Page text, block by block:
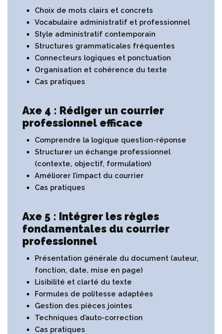
Choix de mots clairs et concrets
Vocabulaire administratif et professionnel
Style administratif contemporain
Structures grammaticales fréquentes
Connecteurs logiques et ponctuation
Organisation et cohérence du texte
Cas pratiques
Axe 4 : Rédiger un courrier
professionnel efficace
Comprendre la logique question-réponse
Structurer un échange professionnel
(contexte, objectif, formulation)
Améliorer l’impact du courrier
Cas pratiques
Axe 5 : Intégrer les règles
fondamentales du courrier
professionnel
Présentation générale du document (auteur,
fonction, date, mise en page)
Lisibilité et clarté du texte
Formules de politesse adaptées
Gestion des pièces jointes
Techniques d’auto-correction
Cas pratiques